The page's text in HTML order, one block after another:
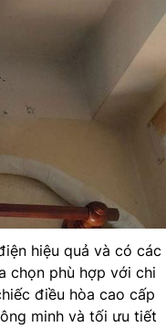
hiệu quả và có các
chọn phù hợp với chi
điều hòa cao cấp
minh và tối ưu tiết